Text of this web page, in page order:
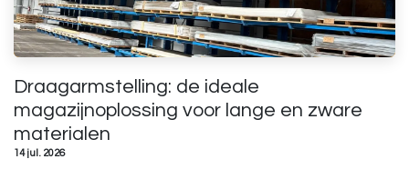
Draagarmstelling: de ideale
magazijnoplossing voor lange en zware
materialen
14 jul. 2026